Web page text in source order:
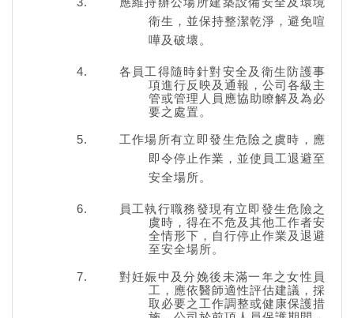
衛生，並保持整潔乾淨，避免喧
嘩及破壞。
各員工得隨時針對安全及衛生防護事
項進行反映及通報，公司各級主
管或管理人員應協助瞭解及為必
要之處置。
工作場所有立即發生危險之虞時，應
即令停止作業，並使員工退避至
安全場所。
員工執行職務發現有立即發生危險之
虞時，得在不危及其他工作者安
全情形下，自行停止作業及退避
至安全場所。
對妊娠中及分娩後未滿一年之女性員
工，應依醫師適性評估建議，採
取必要之工作調整或健康保護措